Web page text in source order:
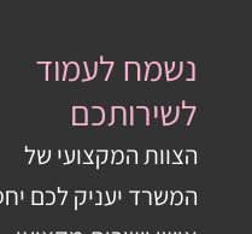
נשמח לעמוד
לשירותכם
הצוות המקצועי של
המשרד יעניק לכם